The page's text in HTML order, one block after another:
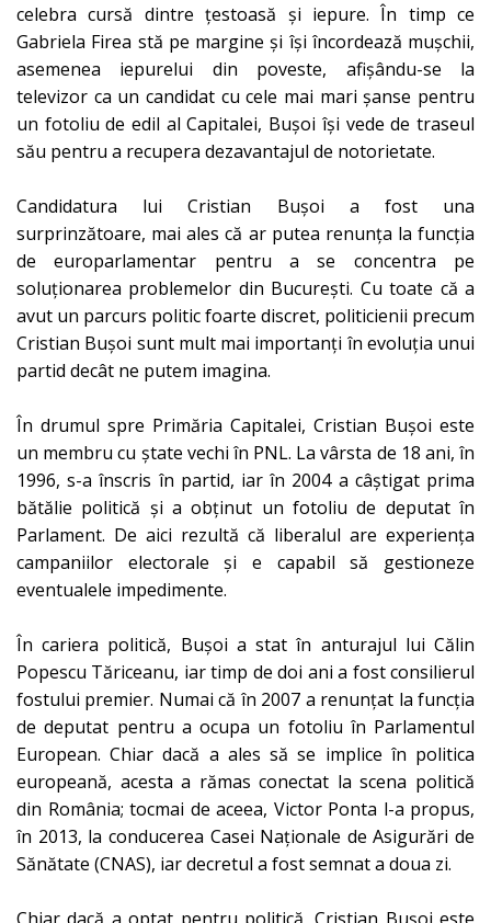
celebra cursă dintre țestoasă și iepure. În timp ce
Gabriela Firea stă pe margine și își încordează mușchii,
asemenea iepurelui din poveste, afișându-se la
televizor ca un candidat cu cele mai mari șanse pentru
un fotoliu de edil al Capitalei, Bușoi își vede de traseul
său pentru a recupera dezavantajul de notorietate.
Candidatura lui Cristian Bușoi a fost una
surprinzătoare, mai ales că ar putea renunța la funcția
de europarlamentar pentru a se concentra pe
soluționarea problemelor din București. Cu toate că a
avut un parcurs politic foarte discret, politicienii precum
Cristian Bușoi sunt mult mai importanți în evoluția unui
partid decât ne putem imagina.
În drumul spre Primăria Capitalei, Cristian Bușoi este
un membru cu ștate vechi în PNL. La vârsta de 18 ani, în
1996, s-a înscris în partid, iar în 2004 a câștigat prima
bătălie politică și a obținut un fotoliu de deputat în
Parlament. De aici rezultă că liberalul are experiența
campaniilor electorale și e capabil să gestioneze
eventualele impedimente.
În cariera politică, Bușoi a stat în anturajul lui Călin
Popescu Tăriceanu, iar timp de doi ani a fost consilierul
fostului premier. Numai că în 2007 a renunțat la funcția
de deputat pentru a ocupa un fotoliu în Parlamentul
European. Chiar dacă a ales să se implice în politica
europeană, acesta a rămas conectat la scena politică
din România; tocmai de aceea, Victor Ponta l-a propus,
în 2013, la conducerea Casei Naționale de Asigurări de
Sănătate (CNAS), iar decretul a fost semnat a doua zi.